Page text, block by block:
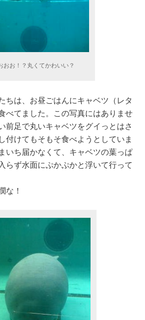
おお！？丸くてかわいい？
ちは、お昼ごはんにキャベツ（レタ
べてました。この写真にはありませ
前足で丸いキャベツをグイっとはさ
付けてもそもそ食べようとしていま
いち届かなくて、キャベツの葉っぱ
らず水面にぷかぷかと浮いて行って
な！